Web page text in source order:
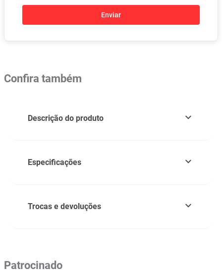
Enviar
Confira também
Descrição do produto
Especificações
Trocas e devoluções
Patrocinado